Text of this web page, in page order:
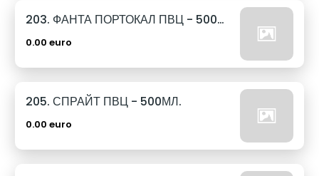
203. ФАНТА ПОРТОКАЛ ПВЦ - 500МЛ.
0.00 euro
205. СПРАЙТ ПВЦ - 500МЛ.
0.00 euro